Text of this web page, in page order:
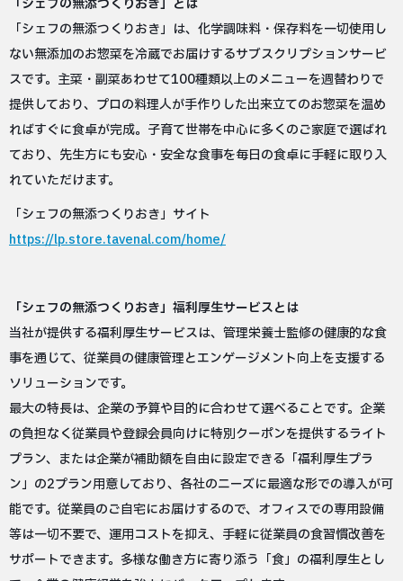
「シェフの無添つくりおき」とは
「シェフの無添つくりおき」は、化学調味料・保存料を一切使用し
ない無添加のお惣菜を冷蔵でお届けするサブスクリプションサービ
スです。主菜・副菜あわせて100種類以上のメニューを週替わりで
提供しており、プロの料理人が手作りした出来立てのお惣菜を温め
ればすぐに食卓が完成。子育て世帯を中心に多くのご家庭で選ばれ
ており、先生方にも安心・安全な食事を毎日の食卓に手軽に取り入
れていただけます。
「シェフの無添つくりおき」サイト
https://lp.store.tavenal.com/home/
「シェフの無添つくりおき」福利厚生サービスとは
当社が提供する福利厚生サービスは、管理栄養士監修の健康的な食
事を通じて、従業員の健康管理とエンゲージメント向上を支援する
ソリューションです。
最大の特長は、企業の予算や目的に合わせて選べることです。企業
の負担なく従業員や登録会員向けに特別クーポンを提供するライト
プラン、または企業が補助額を自由に設定できる「福利厚生プラ
ン」の2プラン用意しており、各社のニーズに最適な形での導入が可
能です。従業員のご自宅にお届けするので、オフィスでの専用設備
等は一切不要で、運用コストを抑え、手軽に従業員の食習慣改善を
サポートできます。多様な働き方に寄り添う「食」の福利厚生とし